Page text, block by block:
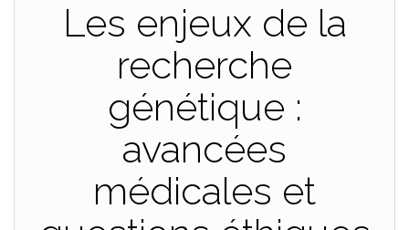
Les enjeux de la
recherche
génétique :
avancées
médicales et